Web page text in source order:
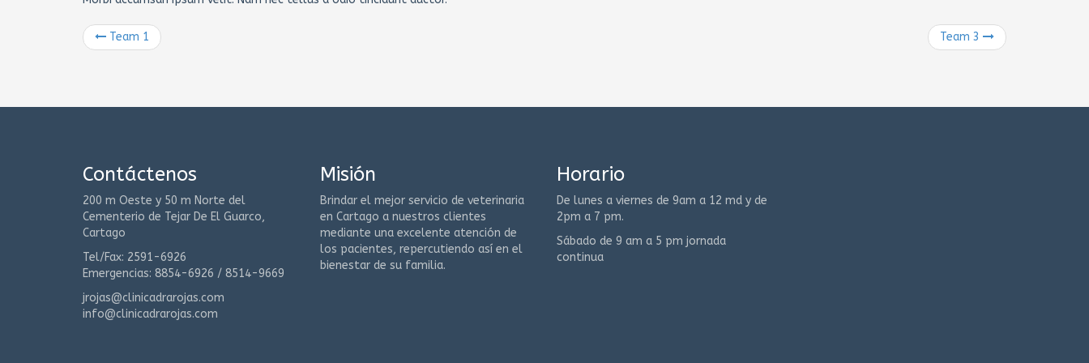
Team 1 Team 3
Contáctenos
200 m Oeste y 50 m Norte del
Cementerio de Tejar De El Guarco,
Cartago
Tel/Fax: 2591-6926
Emergencias: 8854-6926 / 8514-9669
jrojas@clinicadrarojas.com
info@clinicadrarojas.com
Misión
Brindar el mejor servicio de veterinaria
en Cartago a nuestros clientes
mediante una excelente atención de
los pacientes, repercutiendo así en el
bienestar de su familia.
Horario
De lunes a viernes de 9am a 12 md y de
2pm a 7 pm.
Sábado de 9 am a 5 pm jornada
continua